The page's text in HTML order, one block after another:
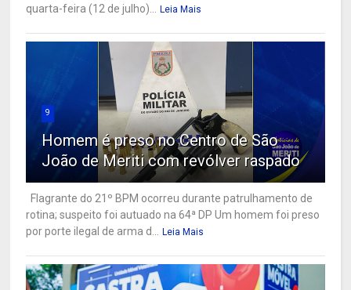
quarta-feira (12 de julho)... Leia Mais
9
Homem é preso no Centro de São
João de Meriti com revólver raspado
Flagrante do 21º BPM ocorreu durante patrulhamento de
rotina; suspeito foi autuado na 64ª DP Um homem foi preso
por porte ilegal de arma d... Leia Mais